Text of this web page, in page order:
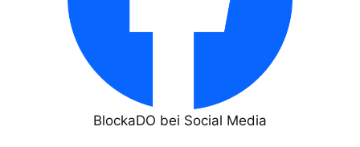
BlockaDO bei Social Media